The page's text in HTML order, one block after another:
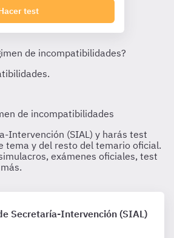
test
Secretaría-Intervención (SIAL)